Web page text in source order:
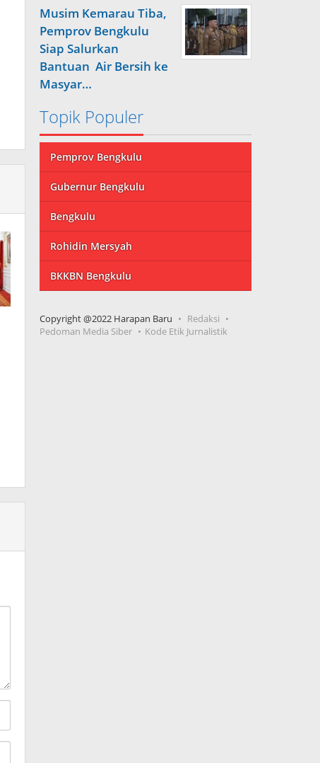
Musim Kemarau Tiba,
Pemprov Bengkulu
Siap Salurkan
Bantuan Air Bersih ke
Masyar…
Topik Populer
Pemprov Bengkulu
Gubernur Bengkulu
Bengkulu
Rohidin Mersyah
BKKBN Bengkulu
Copyright @2022 Harapan Baru
Redaksi
Pedoman Media Siber
Kode Etik Jurnalistik